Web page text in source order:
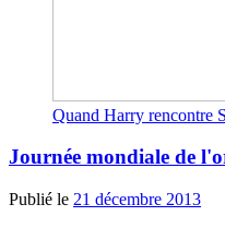
Quand Harry rencontre
Journée mondiale de
Publié le 21 décembre 2013